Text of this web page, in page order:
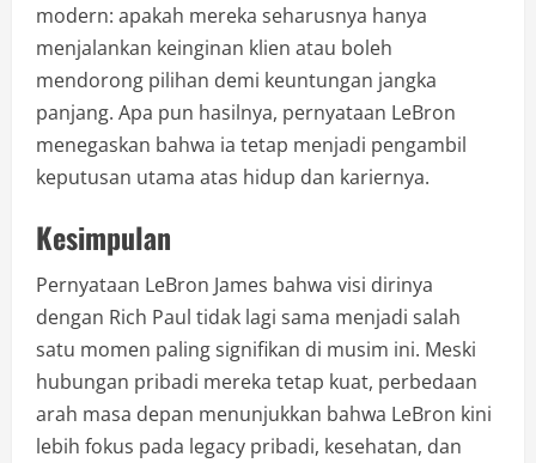
modern: apakah mereka seharusnya hanya
menjalankan keinginan klien atau boleh
mendorong pilihan demi keuntungan jangka
panjang. Apa pun hasilnya, pernyataan LeBron
menegaskan bahwa ia tetap menjadi pengambil
keputusan utama atas hidup dan kariernya.
Kesimpulan
Pernyataan LeBron James bahwa visi dirinya
dengan Rich Paul tidak lagi sama menjadi salah
satu momen paling signifikan di musim ini. Meski
hubungan pribadi mereka tetap kuat, perbedaan
arah masa depan menunjukkan bahwa LeBron kini
lebih fokus pada legacy pribadi, kesehatan, dan